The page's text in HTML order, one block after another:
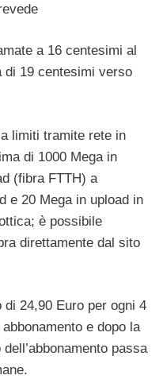
a 16 centesimi al
di 19 centesimi verso
limiti tramite rete in
di 1000 Mega in
(fibra FTTH) a
e 20 Mega in upload in
è possibile
direttamente dal sito
24,90 Euro per ogni 4
e dopo la
passa